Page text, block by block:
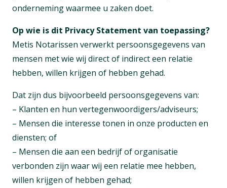
onderneming waarmee u zaken doet.
Op wie is dit Privacy Statement van toepassing?
Metis Notarissen verwerkt persoonsgegevens van
mensen met wie wij direct of indirect een relatie
hebben, willen krijgen of hebben gehad.
Dat zijn dus bijvoorbeeld persoonsgegevens van:
– Klanten en hun vertegenwoordigers/adviseurs;
– Mensen die interesse tonen in onze producten en
diensten; of
– Mensen die aan een bedrijf of organisatie
verbonden zijn waar wij een relatie mee hebben,
willen krijgen of hebben gehad;